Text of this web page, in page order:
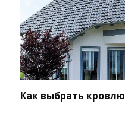
Как выбрать кровлю